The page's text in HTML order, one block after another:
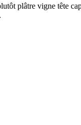
plâtre vigne tête